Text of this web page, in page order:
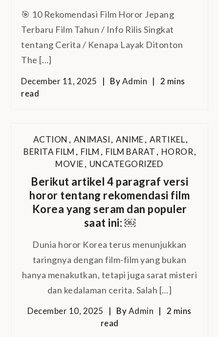
🎯 10 Rekomendasi Film Horor Jepang
Terbaru Film Tahun / Info Rilis Singkat
tentang Cerita / Kenapa Layak Ditonton
The […]
December 11, 2025 ByAdmin
2 mins
read
ACTION , ANIMASI, ANIME, ARTIKEL,
BERITA FILM , FILM , FILM BARAT , HOROR,
MOVIE, UNCATEGORIZED
Berikut artikel 4 paragraf versi
horor tentang rekomendasi film
Korea yang seram dan populer
saat ini: ￼
Dunia horor Korea terus menunjukkan
taringnya dengan film-film yang bukan
hanya menakutkan, tetapi juga sarat misteri
dan kedalaman cerita. Salah […]
December 10, 2025 ByAdmin
2 mins
read